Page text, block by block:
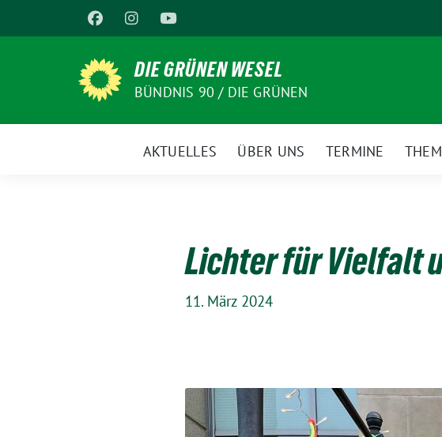
zum
DIE GRÜNEN WESEL
BÜNDNIS 90 / DIE GRÜNEN
AKTUELLES ÜBER UNS TERMINE
Lichter für Vielfalt
11. März 2024